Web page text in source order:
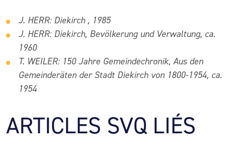
J. HERR: Diekirch , 1985
J. HERR: Diekirch, Bevölkerung und Verwaltung, ca.
1960
T. WEILER: 150 Jahre Gemeindechronik, Aus den
Gemeinderäten der Stadt Diekirch von 1800-1954, ca.
1954
ARTICLES SVQ LIÉS